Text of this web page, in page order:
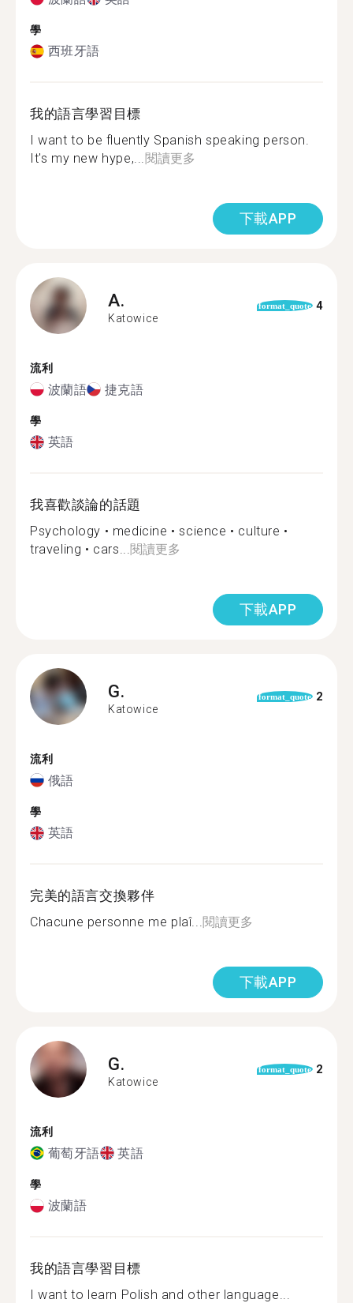
學
西班牙語
我的語言學習目標
I want to be fluently Spanish speaking person.
It's my new hype,...閱讀更多
下載APP
A.
Katowice
format_quote 4
流利
波蘭語 捷克語
學
英語
我喜歡談論的話題
Psychology • medicine • science • culture •
traveling • cars...閱讀更多
下載APP
G.
Katowice
format_quote 2
流利
俄語
學
英語
完美的語言交換夥伴
Chacune personne me plaî...閱讀更多
下載APP
G.
Katowice
format_quote 2
流利
葡萄牙語 英語
學
波蘭語
我的語言學習目標
I want to learn Polish and other language...